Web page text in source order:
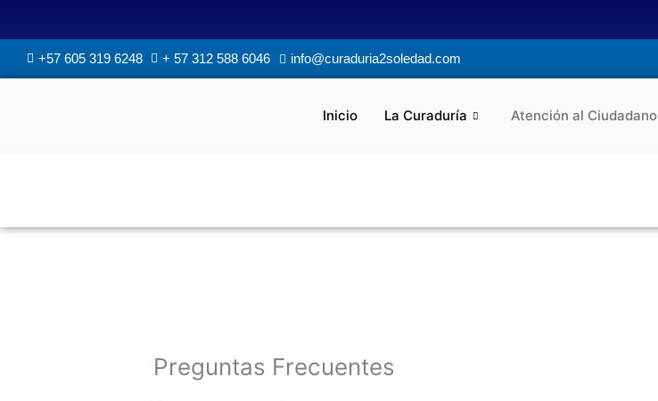
contenido+57 605 319 6248 + 57 312 588 6046 info@curaduria2soledad.com
Inicio La Curaduría Atención al Ciudadano
Preguntas Frecuentes